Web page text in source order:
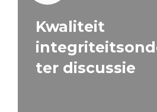
Kwaliteit
ter discussie